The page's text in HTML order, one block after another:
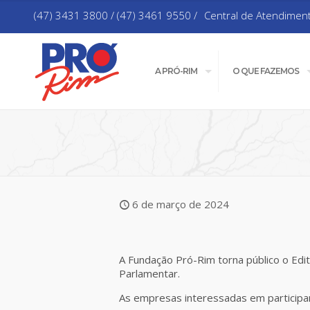
(47) 3431 3800 / (47) 3461 9550 / Central de
A PRÓ-RIM O QUE FAZEMOS
6 de março de 2024
A Fundação Pró-Rim torna público o
Parlamentar.
As empresas interessadas em